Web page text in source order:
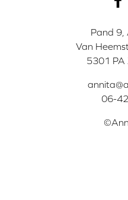
Pand 9,
Van
5301 PA
06-